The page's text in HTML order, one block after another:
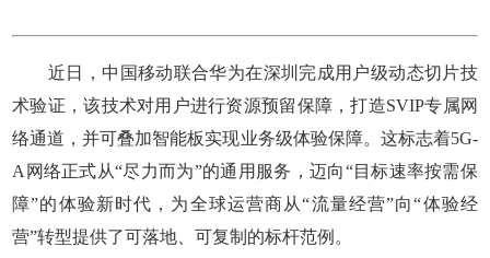
近日，中国移动联合华为在深圳完成用户级动态切片技
术验证，该技术对用户进行资源预留保障，打造SVIP专属网
络通道，并可叠加智能板实现业务级体验保障。这标志着5G-
A网络正式从“尽力而为”的通用服务，迈向“目标速率按需保
障”的体验新时代，为全球运营商从“流量经营”向“体验经
营”转型提供了可落地、可复制的标杆范例。